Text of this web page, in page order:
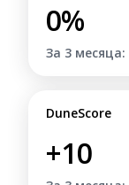
0%
За 3 месяца:
DuneScore
+10